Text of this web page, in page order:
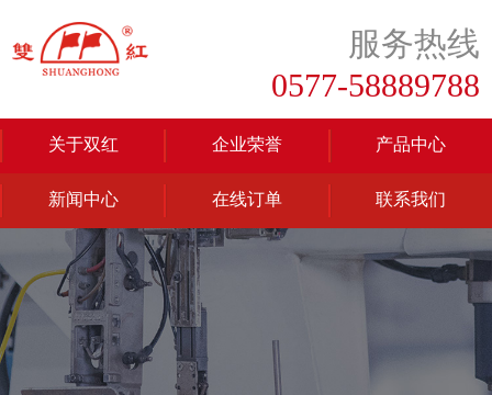
服务热线
0577-58889788
关于双红 企业荣誉 产品中心
新闻中心 在线订单 联系我们